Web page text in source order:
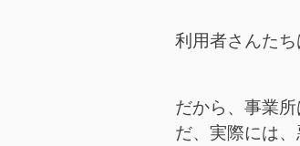
利用者さんたち
だから、事業
だ、実際には